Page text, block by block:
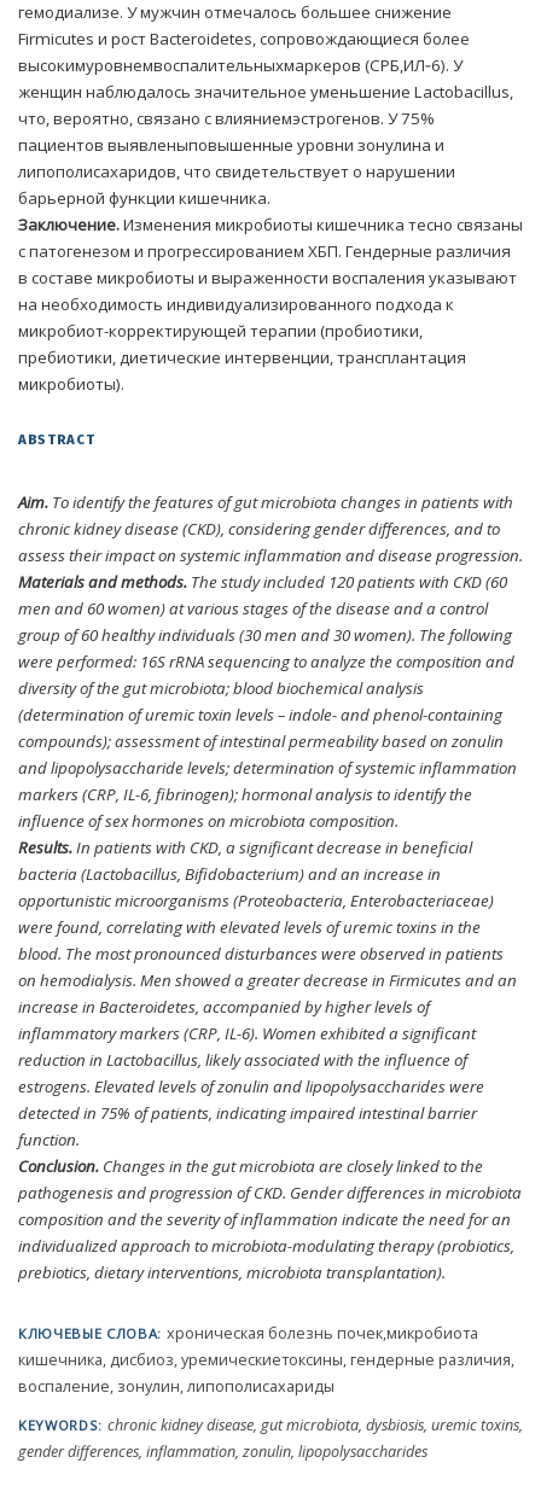
гемодиализе. У мужчин отмечалось большее снижение
Firmicutes и рост Bacteroidetes, сопровождающиеся более
высокимуровнемвоспалительныхмаркеров (СРБ,ИЛ‑6). У
женщин наблюдалось значительное уменьшение Lactobacillus,
что, вероятно, связано с влияниемэстрогенов. У 75%
пациентов выявленыповышенные уровни зонулина и
липополисахаридов, что свидетельствует о нарушении
барьерной функции кишечника.
Заключение.Изменения микробиоты кишечника тесно связаны
с патогенезом и прогрессированием ХБП. Гендерные различия
в составе микробиоты и выраженности воспаления указывают
на необходимость индивидуализированного подхода к
микробиот-корректирующей терапии (пробиотики,
пребиотики, диетические интервенции, трансплантация
микробиоты).
ABSTRACT
Aim. To identify the features of gut microbiota changes in patients with
chronic kidney disease (CKD), considering gender differences, and to
assess their impact on systemic inflammation and disease progression.
Materials and methods. The study included 120 patients with CKD (60
men and 60 women) at various stages of the disease and a control
group of 60 healthy individuals (30 men and 30 women). The following
were performed: 16S rRNA sequencing to analyze the composition and
diversity of the gut microbiota; blood biochemical analysis
(determination of uremic toxin levels – indole- and phenol-containing
compounds); assessment of intestinal permeability based on zonulin
and lipopolysaccharide levels; determination of systemic inflammation
markers (CRP, IL-6, fibrinogen); hormonal analysis to identify the
influence of sex hormones on microbiota composition.
Results.In patients with CKD, a significant decrease in beneficial
bacteria (Lactobacillus, Bifidobacterium) and an increase in
opportunistic microorganisms (Proteobacteria, Enterobacteriaceae)
were found, correlating with elevated levels of uremic toxins in the
blood. The most pronounced disturbances were observed in patients
on hemodialysis. Men showed a greater decrease in Firmicutes and an
increase in Bacteroidetes, accompanied by higher levels of
inflammatory markers (CRP, IL-6). Women exhibited a significant
reduction in Lactobacillus, likely associated with the influence of
estrogens. Elevated levels of zonulin and lipopolysaccharides were
detected in 75% of patients, indicating impaired intestinal barrier
function.
Conclusion. Changes in the gut microbiota are closely linked to the
pathogenesis and progression of CKD. Gender differences in microbiota
composition and the severity of inflammation indicate the need for an
individualized approach to microbiota-modulating therapy (probiotics,
prebiotics, dietary interventions, microbiota transplantation).
КЛЮЧЕВЫЕ СЛОВА: хроническая болезнь почек,микробиота
кишечника, дисбиоз, уремическиетоксины, гендерные различия,
воспаление, зонулин, липополисахариды
KEYWORDS: chronic kidney disease, gut microbiota, dysbiosis, uremic toxins,
gender differences, inflammation, zonulin, lipopolysaccharides